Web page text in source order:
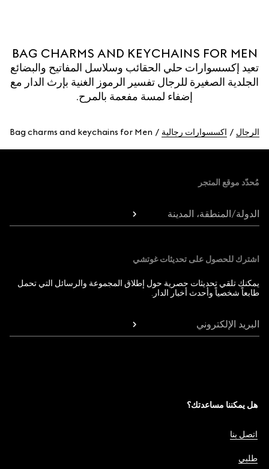
BAG CHARMS AND KEYCHAINS FOR MEN
تعيد إكسسوارات حلي الحقائب وسلاسل المفاتيح والبضائع
الجلدية الصغيرة للرجال تفسير الرموز الغنية بإرث الدار مع
إضفاء لمسة مفعمة بالمرح.
الرجال اكسسوارات رجالية Bag charms and keychains for Men
مُحدّد موقع المتجر
الدولة/المنطقة، المدينة
اشترك للحصول على تحديثات غوتشي
يمكنك تلقي تحديثات حصرية حول إطلاق المجموعة والرسائل التي تحمل
طابعاً شخصياً وأحدث أخبار الدار.
البريد الإلكتروني
هل يمكننا مساعدتك؟
اتصل بنا
طلبي